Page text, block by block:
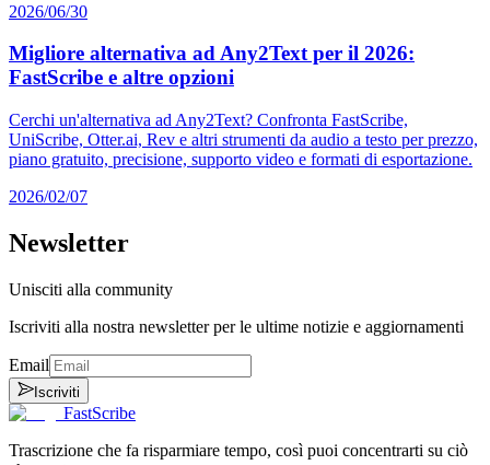
2026/06/30
Migliore alternativa ad Any2Text per il 2026:
FastScribe e altre opzioni
Cerchi un'alternativa ad Any2Text? Confronta FastScribe,
UniScribe, Otter.ai, Rev e altri strumenti da audio a testo per prezzo,
piano gratuito, precisione, supporto video e formati di esportazione.
2026/02/07
Newsletter
Unisciti alla community
Iscriviti alla nostra newsletter per le ultime notizie e aggiornamenti
Email
Iscriviti
FastScribe
Trascrizione che fa risparmiare tempo, così puoi concentrarti su ciò